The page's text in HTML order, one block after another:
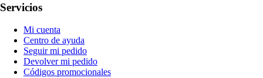
Servicios
Mi cuenta
Centro de ayuda
Seguir mi pedido
Devolver mi pedido
Códigos promocionales